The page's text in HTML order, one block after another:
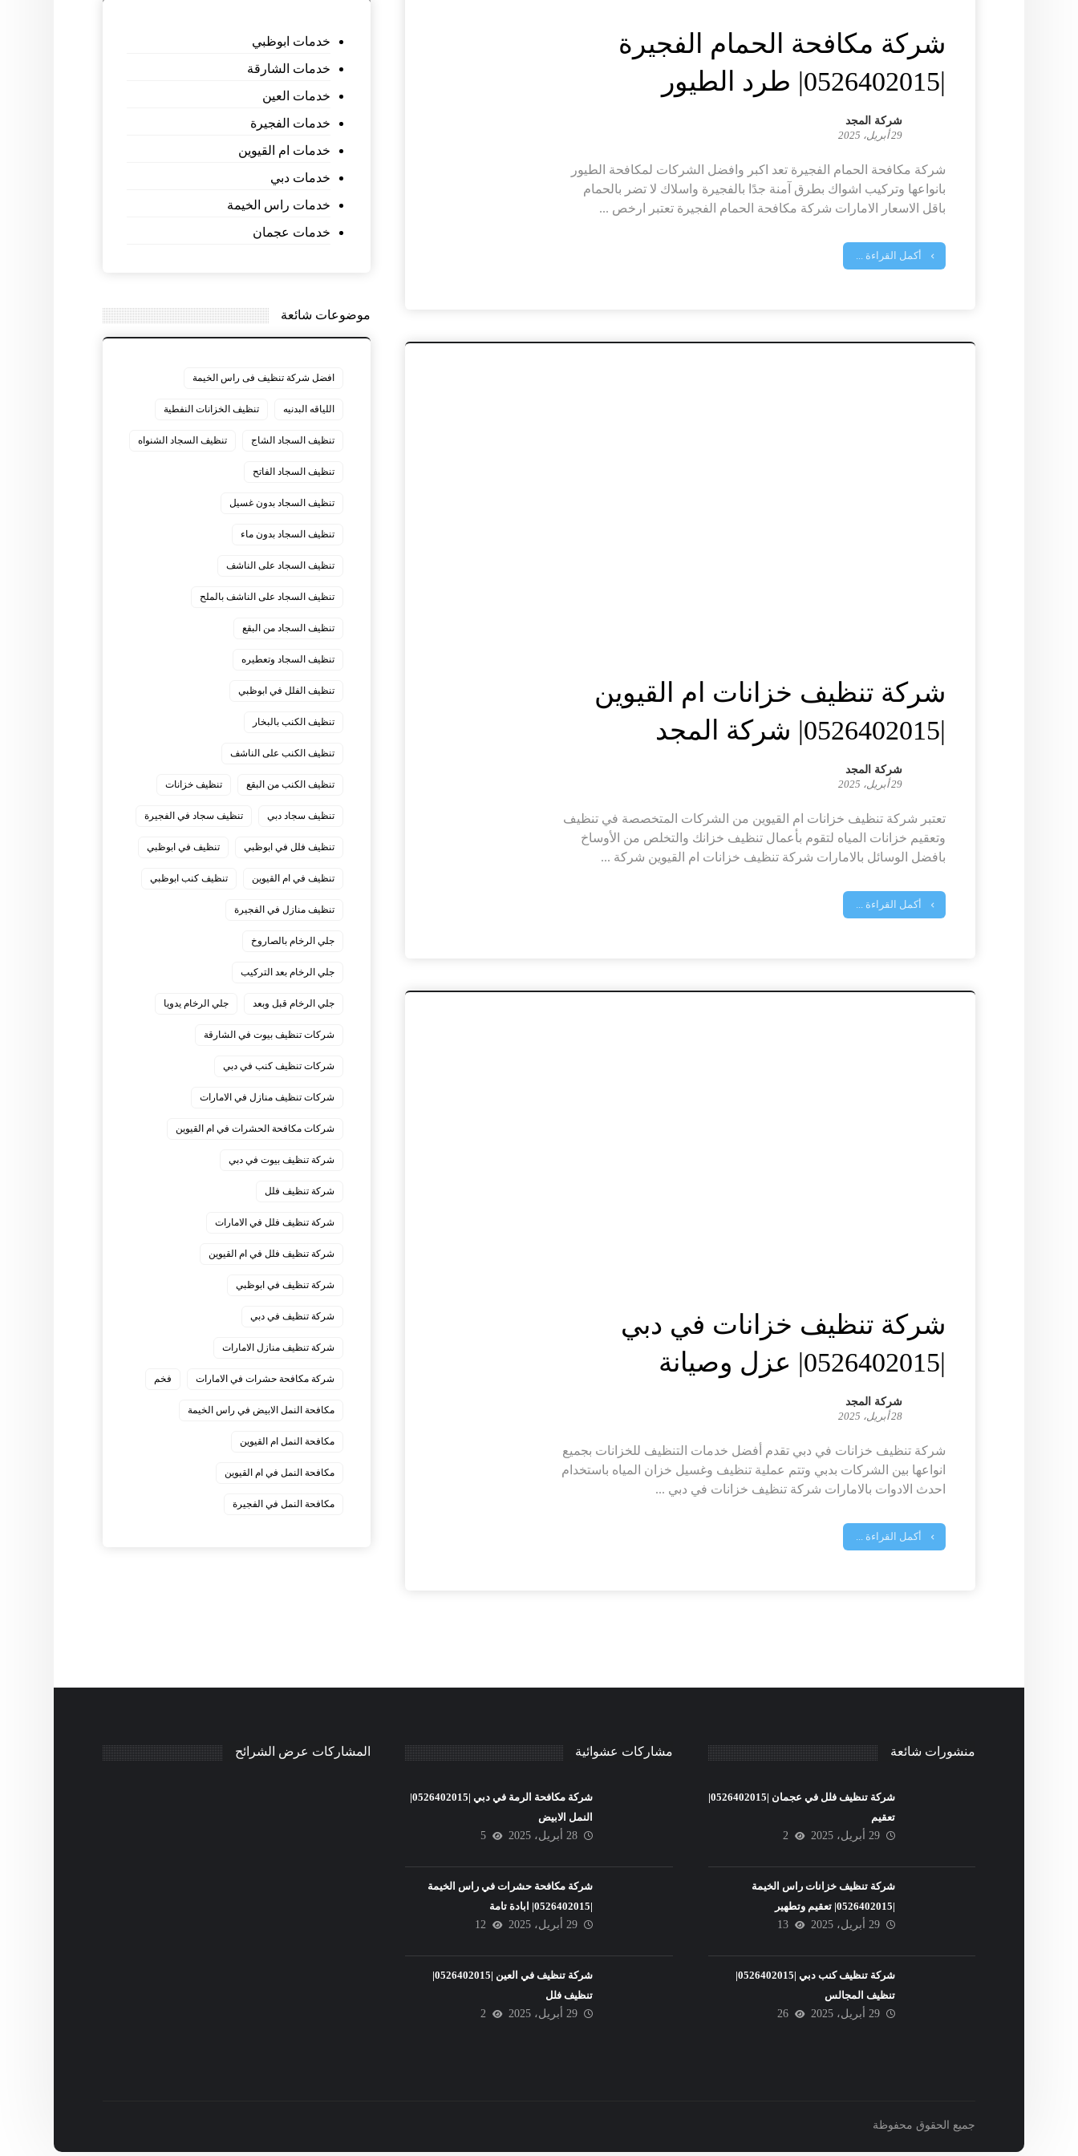
شركة مكافحة الحمام الفجيرة
شركة المجد
29 أبريل، 2025
شركة مكافحة الحمام الفجيرة تعد اكبر وافضل الشركات لمكافحة الطيور
بانواعها وتركيب اشواك بطرق آمنة جدًا بالفجيرة واسلاك لا تضر بالحمام
باقل الاسعار الامارات شركة مكافحة الحمام الفجيرة تعتبر ارخص ...
أكمل القراءة ...
شركة تنظيف خزانات ام القيوين
|0526402015| شركة المجد
شركة المجد
29 أبريل، 2025
تعتبر شركة تنظيف خزانات ام القيوين من الشركات المتخصصة في تنظيف
وتعقيم خزانات المياه لتقوم بأعمال تنظيف خزانك والتخلص من الأوساخ
بافضل الوسائل بالامارات شركة تنظيف خزانات ام القيوين شركة ...
أكمل القراءة ...
شركة تنظيف خزانات في دبي
|0526402015| عزل وصيانة
شركة المجد
28 أبريل، 2025
شركة تنظيف خزانات في دبي تقدم أفضل خدمات التنظيف للخزانات بجميع
انواعها بين الشركات بدبي وتتم عملية تنظيف وغسيل خزان المياه باستخدام
احدث الادوات بالامارات شركة تنظيف خزانات في دبي ...
أكمل القراءة ...
خدمات ابوظبي
خدمات الشارقة
خدمات العين
خدمات الفجيرة
خدمات ام القيوين
خدمات دبي
خدمات راس الخيمة
خدمات عجمان
موضوعات شائعة
افضل شركة تنظيف فى راس الخيمة
اللياقه البدنيه تنظيف الخزانات النفطية
تنظيف السجاد الشاج تنظيف السجاد الشنواه
تنظيف السجاد الفاتح
تنظيف السجاد بدون غسيل
تنظيف السجاد بدون ماء
تنظيف السجاد على الناشف
تنظيف السجاد على الناشف بالملح
تنظيف السجاد من البقع
تنظيف السجاد وتعطيره
تنظيف الفلل في ابوظبي
تنظيف الكنب بالبخار
تنظيف الكنب على الناشف
تنظيف الكنب من البقع تنظيف خزانات
تنظيف سجاد دبي تنظيف سجاد في الفجيرة
تنظيف فلل في ابوظبي تنظيف في ابوظبي
تنظيف في ام القيوين تنظيف كنب ابوظبي
تنظيف منازل في الفجيرة
جلي الرخام بالصاروخ
جلي الرخام بعد التركيب
جلي الرخام قبل وبعد جلي الرخام يدويا
شركات تنظيف بيوت في الشارقة
شركات تنظيف كنب في دبي
شركات تنظيف منازل في الامارات
شركات مكافحة الحشرات في ام القيوين
شركة تنظيف بيوت في دبي
شركة تنظيف فلل
شركة تنظيف فلل في الامارات
شركة تنظيف فلل في ام القيوين
شركة تنظيف في ابوظبي
شركة تنظيف في دبي
شركة تنظيف منازل الامارات
شركة مكافحة حشرات في الامارات فخم
مكافحة النمل الابيض في راس الخيمة
مكافحة النمل ام القيوين
مكافحة النمل في ام القيوين
‏مكافحة النمل في الفجيرة
منشورات شائعة
شركة تنظيف فلل في عجمان |0526402015|
تعقيم
29 أبريل، 2025
2
شركة تنظيف خزانات راس الخيمة
|0526402015| تعقيم وتطهير
29 أبريل، 2025
13
شركة تنظيف كنب دبي |0526402015|
تنظيف المجالس
29 أبريل، 2025
26
مشاركات عشوائية
شركة مكافحة الرمة في دبي |0526402015|
النمل الابيض
28 أبريل، 2025
5
شركة مكافحة حشرات في راس الخيمة
|0526402015| ابادة تامة
29 أبريل، 2025
12
شركة تنظيف في العين |0526402015|
تنظيف فلل
29 أبريل، 2025
2
المشاركات عرض الشرائح
جميع الحقوق محفوظة